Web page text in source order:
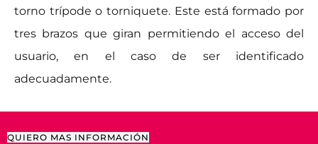
torno trípode o torniquete. Este está formado por
tres brazos que giran permitiendo el acceso del
usuario, en el caso de ser identificado
adecuadamente.
QUIERO MAS INFORMACIÓN